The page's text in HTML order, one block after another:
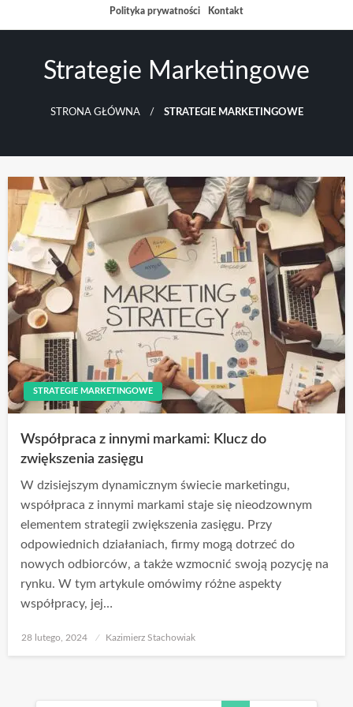
do
Polityka prywatności Kontakt
Strategie Marketingowe
STRONA GŁÓWNA STRATEGIE MARKETINGOWE
STRATEGIE MARKETINGOWE
Współpraca z innymi markami: Klucz do
zwiększenia zasięgu
W dzisiejszym dynamicznym świecie marketingu,
współpraca z innymi markami staje się nieodzownym
elementem strategii zwiększenia zasięgu. Przy
odpowiednich działaniach, firmy mogą dotrzeć do
nowych odbiorców, a także wzmocnić swoją pozycję na
rynku. W tym artykule omówimy różne aspekty
współpracy, jej…
Opublikowane
28 lutego, 2024 Kazimierz Stachowiak
Stronicowanie